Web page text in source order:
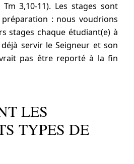
3,10-11). Les stages sont
préparation : nous voudrions
stages chaque étudiant(e) à
servir le Seigneur et son
pas être reporté à la fin
LES
TYPES DE